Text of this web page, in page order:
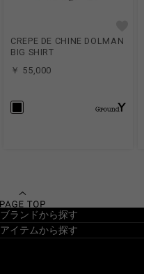
CREPE DE CHINE DOLMAN
BIG SHIRT
￥ 55,000
ブランドから探す
アイテムから探す